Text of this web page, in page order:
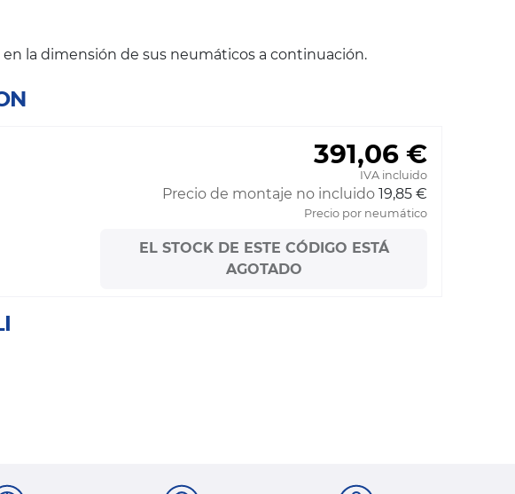
en la dimensión de sus neumáticos a continuación.
391,06 €
IVA incluido
Precio de montaje no incluido 19,85 €
Precio por neumático
EL STOCK DE ESTE CÓDIGO ESTÁ
AGOTADO